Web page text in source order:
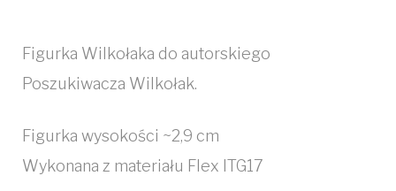
Figurka Wilkołaka do autorskiego
Poszukiwacza Wilkołak.
Figurka wysokości ~2,9 cm
Wykonana z materiału Flex ITG17